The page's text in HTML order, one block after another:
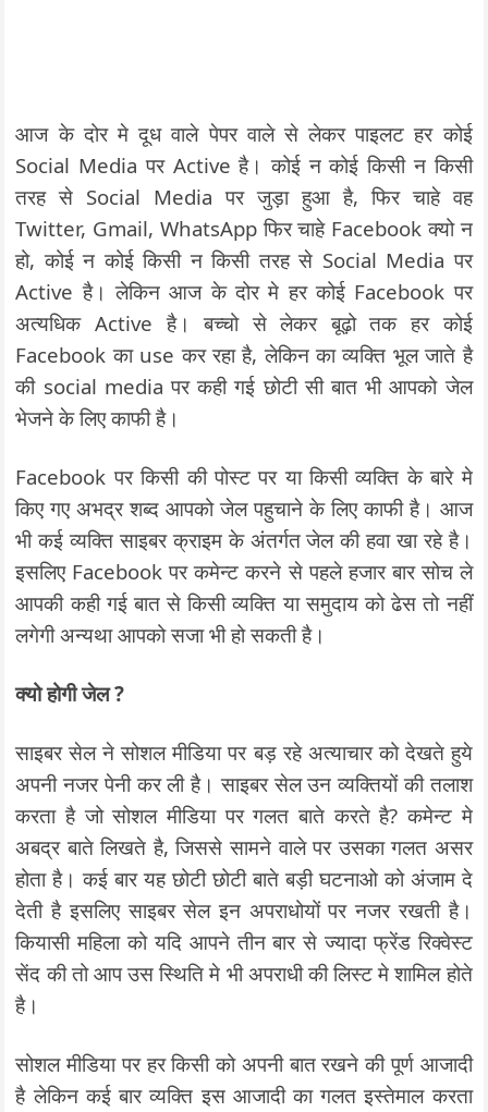
आज के दोर मे दूध वाले पेपर वाले से लेकर पाइलट हर कोई
Social Media पर Active है। कोई न कोई किसी न किसी
तरह से Social Media पर जुड़ा हुआ है, फिर चाहे वह
Twitter, Gmail, WhatsApp फिर चाहे Facebook क्यो न
हो, कोई न कोई किसी न किसी तरह से Social Media पर
Active है। लेकिन आज के दोर मे हर कोई Facebook पर
अत्यधिक Active है। बच्चो से लेकर बूढ़ो तक हर कोई
Facebook का use कर रहा है, लेकिन का व्यक्ति भूल जाते है
की social media पर कही गई छोटी सी बात भी आपको जेल
भेजने के लिए काफी है।
Facebook पर किसी की पोस्ट पर या किसी व्यक्ति के बारे मे
किए गए अभद्र शब्द आपको जेल पहुचाने के लिए काफी है। आज
भी कई व्यक्ति साइबर क्राइम के अंतर्गत जेल की हवा खा रहे है।
इसलिए Facebook पर कमेन्ट करने से पहले हजार बार सोच ले
आपकी कही गई बात से किसी व्यक्ति या समुदाय को ढेस तो नहीं
लगेगी अन्यथा आपको सजा भी हो सकती है।
क्यो होगी जेल ?
साइबर सेल ने सोशल मीडिया पर बड़ रहे अत्याचार को देखते हुये
अपनी नजर पेनी कर ली है। साइबर सेल उन व्यक्तियों की तलाश
करता है जो सोशल मीडिया पर गलत बाते करते है? कमेन्ट मे
अबद्र बाते लिखते है, जिससे सामने वाले पर उसका गलत असर
होता है। कई बार यह छोटी छोटी बाते बड़ी घटनाओ को अंजाम दे
देती है इसलिए साइबर सेल इन अपराधोयों पर नजर रखती है।
कियासी महिला को यदि आपने तीन बार से ज्यादा फ्रेंड रिक्वेस्ट
सेंद की तो आप उस स्थिति मे भी अपराधी की लिस्ट मे शामिल होते
है।
सोशल मीडिया पर हर किसी को अपनी बात रखने की पूर्ण आजादी
है लेकिन कई बार व्यक्ति इस आजादी का गलत इस्तेमाल करता